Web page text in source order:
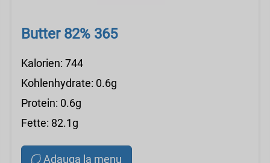
Butter 82% 365
Kalorien: 744
Kohlenhydrate: 0.6g
Protein: 0.6g
Fette: 82.1g
Adauga la menu